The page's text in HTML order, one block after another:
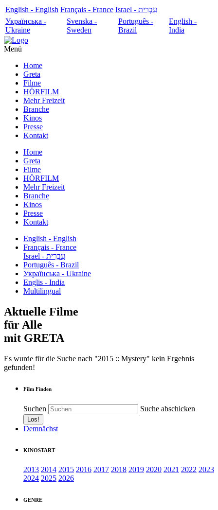
English - English Français - France
עִבְרִית - Israel
Українська -
Ukraine
Svenska -
Sweden
Português -
Brazil
English -
India
Menü
Home
Greta
Filme
HÖRFILM
Mehr Freizeit
Branche
Kinos
Presse
Kontakt
Home
Greta
Filme
HÖRFILM
Mehr Freizeit
Branche
Kinos
Presse
Kontakt
English - English
Français - France
עִבְרִית - Israel
Português - Brazil
Українська - Ukraine
Englis - India
Multilingual
Aktuelle Filme
für Alle
mit GRETA
Es wurde für die Suche nach "2015 :: Mystery" kein Ergebnis
gefunden!
Film Finden
Suchen Suche abschicken
Demnächst
KINOSTART
2013 2014 2015 2016 2017 2018 2019 2020 2021 2022 2023
2024 2025 2026
GENRE